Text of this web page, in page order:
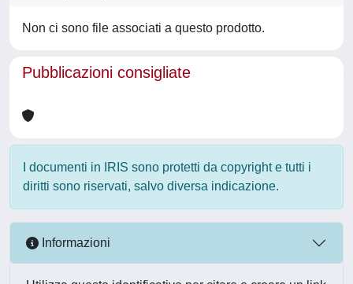
Non ci sono file associati a questo prodotto.
Pubblicazioni consigliate
I documenti in IRIS sono protetti da copyright e tutti i
diritti sono riservati, salvo diversa indicazione.
Informazioni